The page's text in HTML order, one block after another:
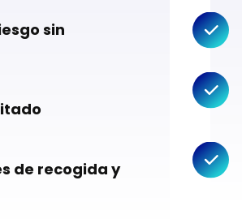
sin
de recogida y